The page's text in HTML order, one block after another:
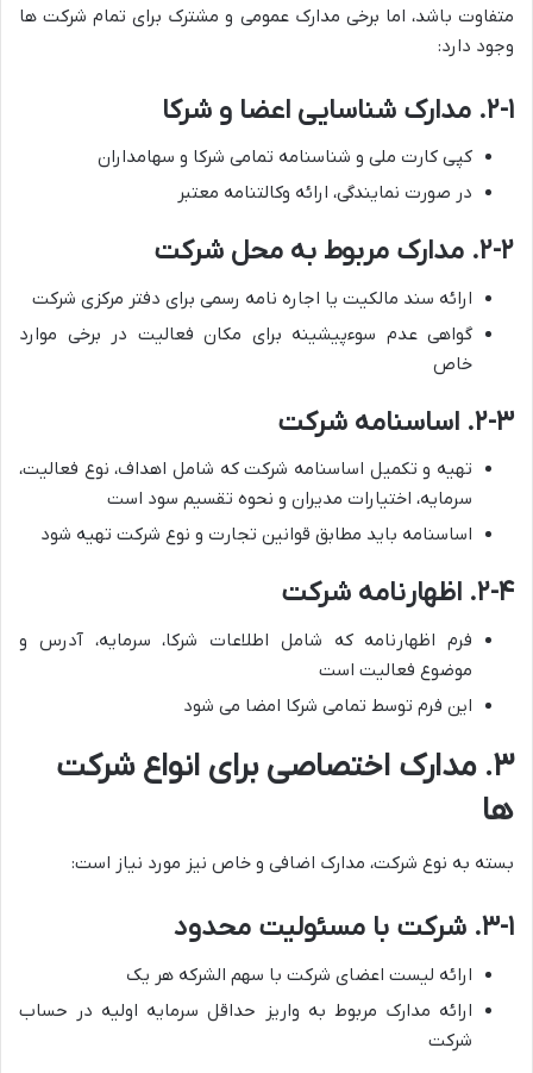
متفاوت باشد، اما برخی مدارک عمومی و مشترک برای تمام شرکت ها
وجود دارد:
۲-۱. مدارک شناسایی اعضا و شرکا
کپی کارت ملی و شناسنامه تمامی شرکا و سهامداران
در صورت نمایندگی، ارائه وکالتنامه معتبر
۲-۲. مدارک مربوط به محل شرکت
ارائه سند مالکیت یا اجاره نامه رسمی برای دفتر مرکزی شرکت
گواهی عدم سوءپیشینه برای مکان فعالیت در برخی موارد
خاص
۲-۳. اساسنامه شرکت
تهیه و تکمیل اساسنامه شرکت که شامل اهداف، نوع فعالیت،
سرمایه، اختیارات مدیران و نحوه تقسیم سود است
اساسنامه باید مطابق قوانین تجارت و نوع شرکت تهیه شود
۲-۴. اظهارنامه شرکت
فرم اظهارنامه که شامل اطلاعات شرکا، سرمایه، آدرس و
موضوع فعالیت است
این فرم توسط تمامی شرکا امضا می شود
۳. مدارک اختصاصی برای انواع شرکت
ها
بسته به نوع شرکت، مدارک اضافی و خاص نیز مورد نیاز است:
۳-۱. شرکت با مسئولیت محدود
ارائه لیست اعضای شرکت با سهم الشرکه هر یک
ارائه مدارک مربوط به واریز حداقل سرمایه اولیه در حساب
شرکت